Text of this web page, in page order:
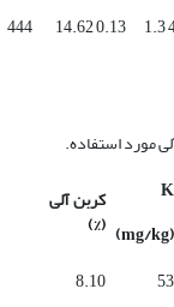
1.3
0.13
14.62
444
K
(mg/kg)
کربن آلی
(%)
53
8.10